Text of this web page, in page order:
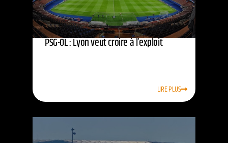
PSG-OL : Lyon veut croire à l’exploit
LIRE PLUS